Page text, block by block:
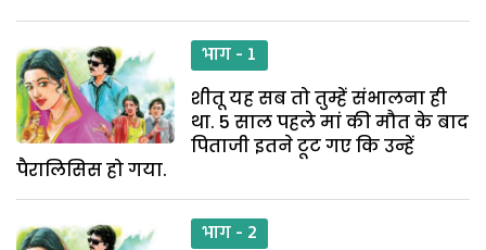
भाग - 1
शीतू यह सब तो तुम्हें संभालना ही
था. 5 साल पहले मां की मौत के बाद
पिताजी इतने टूट गए कि उन्हें
पैरालिसिस हो गया.
भाग - 2